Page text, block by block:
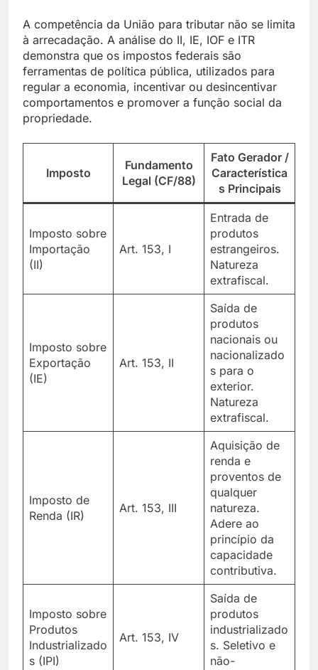
A competência da União para tributar não se limita
à arrecadação. A análise do II, IE, IOF e ITR
demonstra que os impostos federais são
ferramentas de política pública, utilizados para
regular a economia, incentivar ou desincentivar
comportamentos e promover a função social da
propriedade.
Imposto
Fundamento
Legal (CF/88)
Fato Gerador /
Característica
s Principais
Imposto sobre
Importação
(II)
Art. 153, I
Entrada de
produtos
estrangeiros.
Natureza
extrafiscal.
Imposto sobre
Exportação
(IE)
Art. 153, II
Saída de
produtos
nacionais ou
nacionalizado
s para o
exterior.
Natureza
extrafiscal.
Imposto de
Renda (IR)
Art. 153, III
Aquisição de
renda e
proventos de
qualquer
natureza.
Adere ao
princípio da
capacidade
contributiva.
Imposto sobre
Produtos
Industrializado
s (IPI)
Art. 153, IV
Saída de
produtos
industrializado
s. Seletivo e
não-